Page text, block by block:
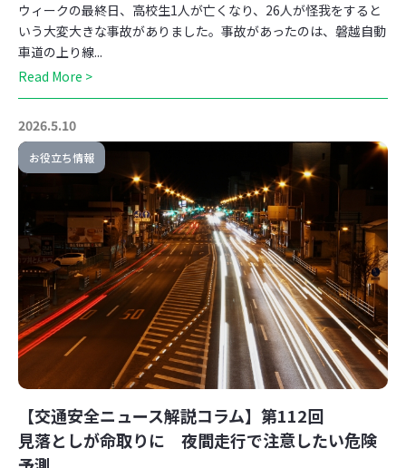
ウィークの最終日、高校生1人が亡くなり、26人が怪我をすると
いう大変大きな事故がありました。事故があったのは、磐越自動
車道の上り線...
Read More >
2026.5.10
お役立ち情報
【交通安全ニュース解説コラム】第112回
見落としが命取りに 夜間走行で注意したい危険